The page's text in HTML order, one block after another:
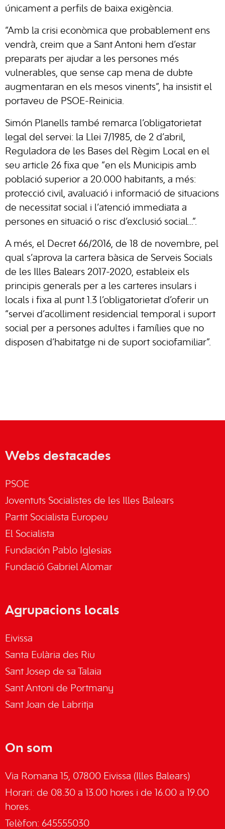
únicament a perfils de baixa exigència.
“Amb la crisi econòmica que probablement ens
vendrà, creim que a Sant Antoni hem d’estar
preparats per ajudar a les persones més
vulnerables, que sense cap mena de dubte
augmentaran en els mesos vinents”, ha insistit el
portaveu de PSOE-Reinicia.
Simón Planells també remarca l’obligatorietat
legal del servei: la Llei 7/1985, de 2 d’abril,
Reguladora de les Bases del Règim Local en el
seu article 26 fixa que “en els Municipis amb
població superior a 20.000 habitants, a més:
protecció civil, avaluació i informació de situacions
de necessitat social i l’atenció immediata a
persones en situació o risc d’exclusió social…”.
A més, el Decret 66/2016, de 18 de novembre, pel
qual s’aprova la cartera bàsica de Serveis Socials
de les Illes Balears 2017-2020, estableix els
principis generals per a les carteres insulars i
locals i fixa al punt 1.3 l’obligatorietat d’oferir un
“servei d’acolliment residencial temporal i suport
social per a persones adultes i famílies que no
disposen d’habitatge ni de suport sociofamiliar”.
Webs destacades
PSOE
Joventuts Socialistes de les Illes Balears
Partit Socialista Europeu
El Socialista
Fundación Pablo Iglesias
Fundació Gabriel Alomar
Agrupacions locals
Eivissa
Santa Eulària des Riu
Sant Josep de sa Talaia
Sant Antoni de Portmany
Sant Joan de Labritja
On som
Via Romana 15, 07800 Eivissa (Illes Balears)
Horari: de 08.30 a 13.00 hores i de 16.00 a 19.00
hores.
Telèfon: 645555030